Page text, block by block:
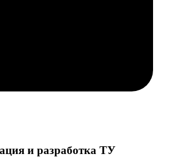
и разработка ТУ